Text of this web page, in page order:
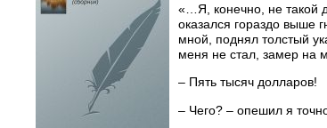
«…Я, конечно, не такой
оказался гораздо выше
мной, поднял толстый
меня не стал, замер на
– Пять тысяч долларов!
– Чего? – опешил я